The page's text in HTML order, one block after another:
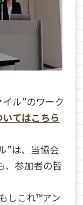
ル”のワーク
てはこちら
”は、当協会
、参加者の皆
しこれ™アン